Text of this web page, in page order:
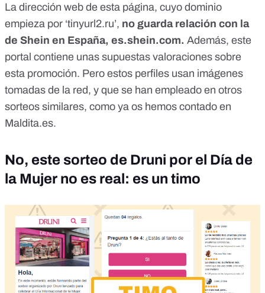
La dirección web de esta página, cuyo dominio
empieza por ‘tinyurl2.ru’, no guarda relación con la
de Shein en España, es.shein.com. Además, este
portal contiene unas supuestas valoraciones sobre
esta promoción. Pero estos perfiles usan imágenes
tomadas de la red, y que se han empleado en otros
sorteos similares, como ya os hemos contado en
Maldita.es.
No, este sorteo de Druni por el Día de
la Mujer no es real: es un timo